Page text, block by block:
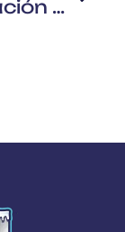
Reparación De Aire Acondicionado En Katy, TX: Historias Reales, Resultados Reales